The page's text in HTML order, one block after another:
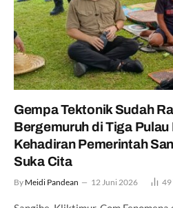
Gempa Tektonik Sudah
Bergemuruh di Tiga
Kehadiran Pemerintah
Suka Cita
By Meidi Pandean 12 Juni 2026 49